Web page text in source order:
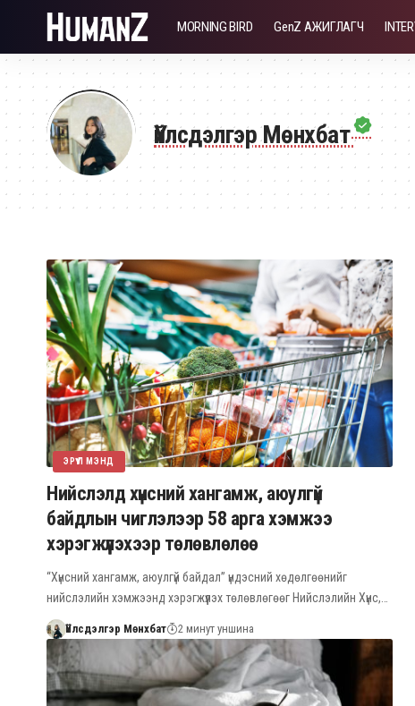
MORNING BIRD GenZ АЖИГЛАГЧ
Үйлсдэлгэр Мөнхбат
ЭРҮҮЛ МЭНД
Нийслэлд хүнсний хангамж, аюулгүй
байдлын чиглэлээр 58 арга хэмжээ
хэрэгжүүлэхээр төлөвлөлөө
“Хүнсний хангамж, аюулгүй байдал” үндэсний хөдөлгөөнийг
нийслэлийн хэмжээнд хэрэгжүүлэх төлөвлөгөөг Нийслэлийн Хүнс,…
Үйлсдэлгэр Мөнхбат 2 минут уншина